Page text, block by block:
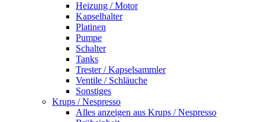
Heizung / Motor
Kapselhalter
Platinen
Pumpe
Schalter
Tanks
Trester / Kapselsammler
Ventile / Schläuche
Sonstiges
Krups / Nespresso
Alles anzeigen aus Krups / Nespresso